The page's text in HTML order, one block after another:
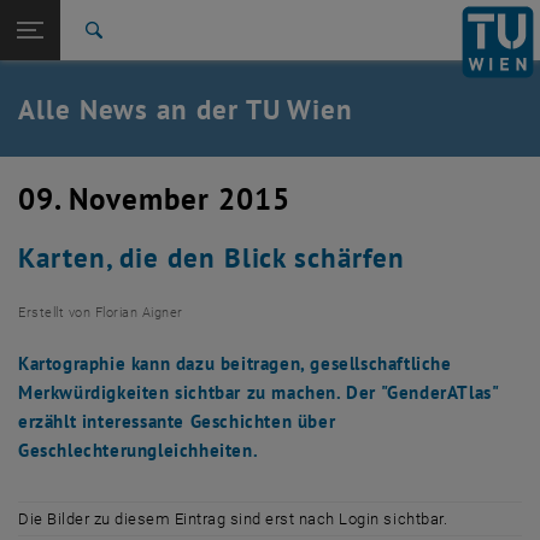
TU Login
Quicklinks
Quicklinks-Menü umschalten
Studium
Karriere
Zurück: Subseiten von TU Wien Startseite auflisten
Zurück zur letzten Ebene:
TU Wien Startseite
Übersicht
Alle News an der TU Wien
09. November 2015
Karten, die den Blick schärfen
Erstellt von Florian Aigner
Kartographie kann dazu beitragen, gesellschaftliche
Merkwürdigkeiten sichtbar zu machen. Der "GenderATlas"
erzählt interessante Geschichten über
Geschlechterungleichheiten.
Die Bilder zu diesem Eintrag sind erst nach Login sichtbar.